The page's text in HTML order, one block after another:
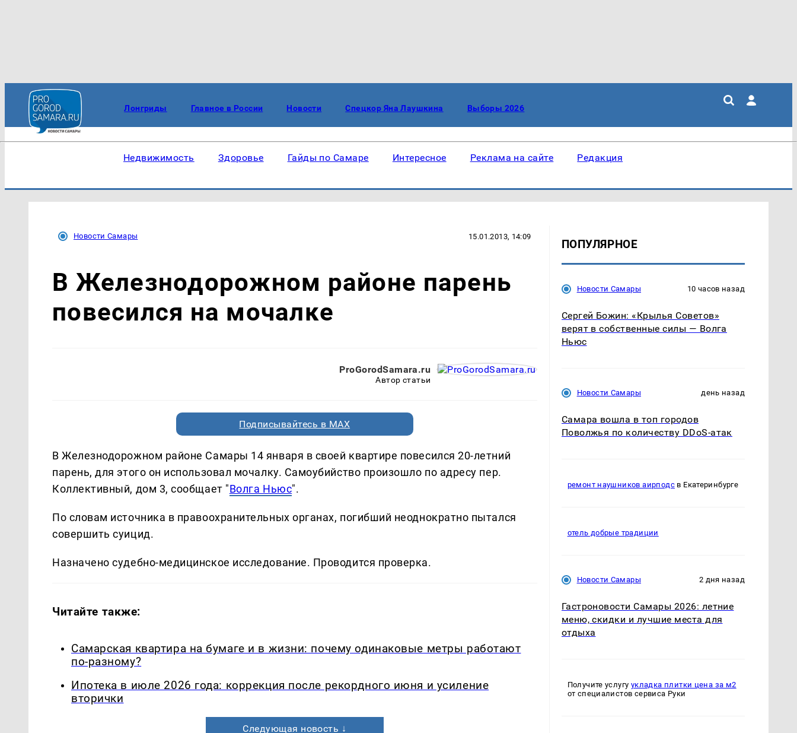
Лонгриды Главное в России Новости Спецкор Яна Лаушкина Выборы 2026
Недвижимость Здоровье Гайды по Самаре Интересное Реклама на сайте Редакция
Новости Самары 15.01.2013, 14:09
В Железнодорожном районе парень
повесился на мочалке
ProGorodSamara.ru
Автор статьи
Подписывайтесь в MAX
В Железнодорожном районе Самары 14 января в своей квартире повесился 20-летний
парень, для этого он использовал мочалку. Самоубийство произошло по адресу пер.
Коллективный, дом 3, сообщает "Волга Ньюс".
По словам источника в правоохранительных органах, погибший неоднократно пытался
совершить суицид.
Назначено судебно-медицинское исследование. Проводится проверка.
Читайте также:
Самарская квартира на бумаге и в жизни: почему одинаковые метры работают
по-разному?
Ипотека в июле 2026 года: коррекция после рекордного июня и усиление
вторички
Следующая новость ↓
ПОПУЛЯРНОЕ
Новости Самары 10 часов назад
Сергей Божин: «Крылья Советов»
верят в собственные силы — Волга
Ньюс
Новости Самары день назад
Самара вошла в топ городов
Поволжья по количеству DDoS-атак
ремонт наушников аирподсв Екатеринбурге
отель добрые традиции
Новости Самары 2 дня назад
Гастроновости Самары 2026: летние
меню, скидки и лучшие места для
отдыха
Получите услугу укладка плитки цена за м2
от специалистов сервиса Руки